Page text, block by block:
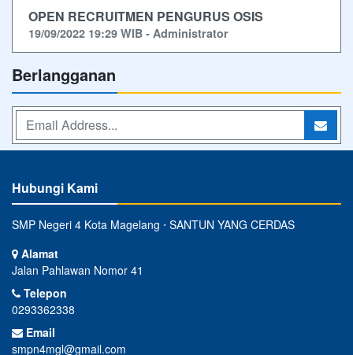
OPEN RECRUITMEN PENGURUS OSIS
19/09/2022 19:29 WIB - Administrator
Berlangganan
Hubungi Kami
SMP Negeri 4 Kota Magelang ⋅ SANTUN YANG CERDAS
Alamat
Jalan Pahlawan Nomor 41
Telepon
0293362338
Email
smpn4mgl@gmail.com